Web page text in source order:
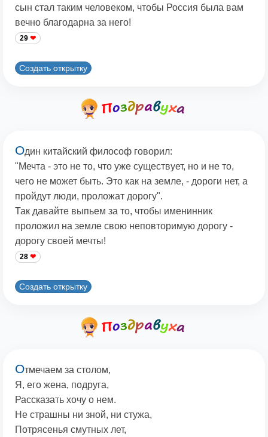
сын стал таким человеком, чтобы Россия была вам
вечно благодарна за него!
29
Создать открытку
Один китайский философ говорил:
"Мечта - это не то, что уже существует, но и не то,
чего не может быть. Это как на земле, - дороги нет, а
пройдут люди, проложат дорогу".
Так давайте выпьем за то, чтобы именинник
проложил на земле свою неповторимую дорогу -
дорогу своей мечты!
28
Создать открытку
Отмечаем за столом,
Я, его жена, подруга,
Рассказать хочу о нем.
Не страшны ни зной, ни стужа,
Потрясенья смутных лет,